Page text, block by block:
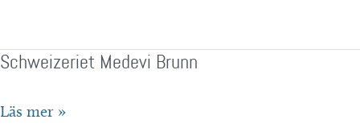
Schweizeriet Medevi Brunn
Schweizeriet
Läs mer »